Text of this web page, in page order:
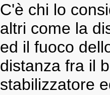
C'è chi lo
altri come la
ed il fuoco
distanza fra il
stabilizzatore